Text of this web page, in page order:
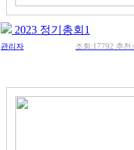
2023 정기총회1
관리자 조회:17792 추천